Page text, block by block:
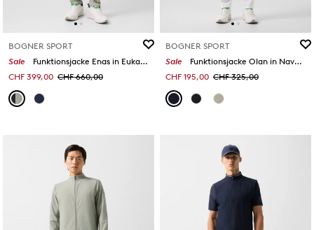
BOGNER SPORT
Sale
Funktionsjacke Enas in Eukalyptus
CHF 399,00 CHF 660,00
BOGNER SPORT
Sale
Funktionsjacke Olan in Navy-Blau
CHF 195,00 CHF 325,00